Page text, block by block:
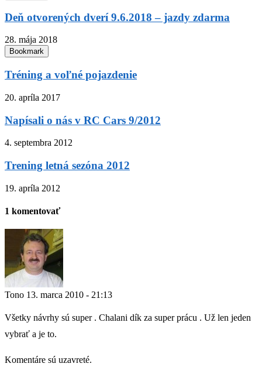
Deň otvorených dverí 9.6.2018 – jazdy zdarma
28. mája 2018
Bookmark
Tréning a voľné pojazdenie
20. apríla 2017
Napísali o nás v RC Cars 9/2012
4. septembra 2012
Trening letná sezóna 2012
19. apríla 2012
1 komentovať
Tono 13. marca 2010 - 21:13
Všetky návrhy sú super . Chalani dík za super prácu . Už len jeden
vybrať a je to.
Komentáre sú uzavreté.